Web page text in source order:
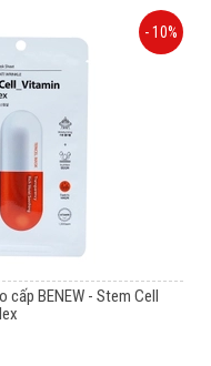
- 10%
cấp BENEW - Stem Cell